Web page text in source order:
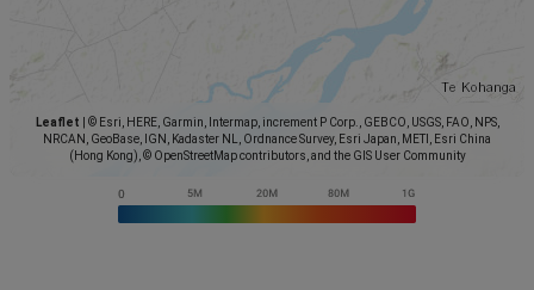
Leaflet
© Esri, HERE, Garmin, Intermap, increment P Corp., GEBCO, USGS, FAO, NPS,
NRCAN, GeoBase, IGN, Kadaster NL, Ordnance Survey, Esri Japan, METI, Esri China
(Hong Kong), © OpenStreetMap contributors, and the GIS User Community